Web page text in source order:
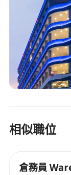
相似職位
倉務員